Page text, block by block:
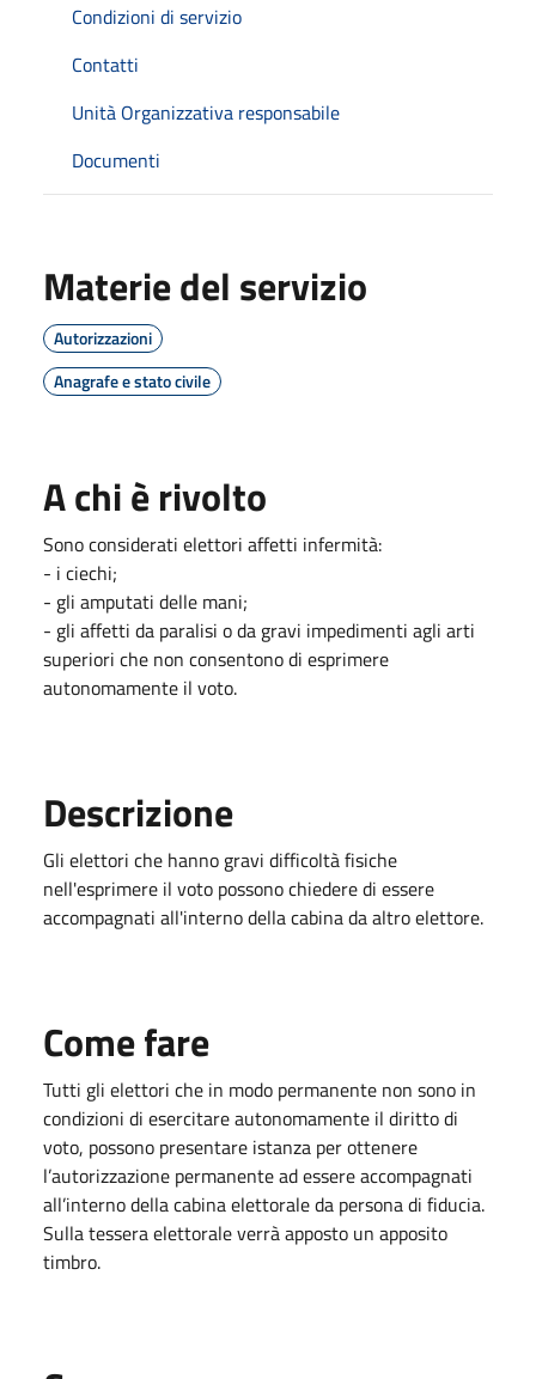
Condizioni di servizio
Contatti
Unità Organizzativa responsabile
Documenti
Materie del servizio
Autorizzazioni
Anagrafe e stato civile
A chi è rivolto
Sono considerati elettori affetti infermità:
- i ciechi;
- gli amputati delle mani;
- gli affetti da paralisi o da gravi impedimenti agli arti
superiori che non consentono di esprimere
autonomamente il voto.
Descrizione
Gli elettori che hanno gravi difficoltà fisiche
nell'esprimere il voto possono chiedere di essere
accompagnati all'interno della cabina da altro elettore.
Come fare
Tutti gli elettori che in modo permanente non sono in
condizioni di esercitare autonomamente il diritto di
voto, possono presentare istanza per ottenere
l’autorizzazione permanente ad essere accompagnati
all’interno della cabina elettorale da persona di fiducia.
Sulla tessera elettorale verrà apposto un apposito
timbro.